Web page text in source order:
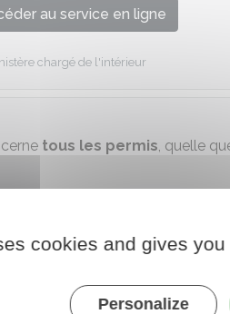
au service en ligne
chargé de l'intérieur
tous les permis, quelle
points après un
cookies and gives
Personalize